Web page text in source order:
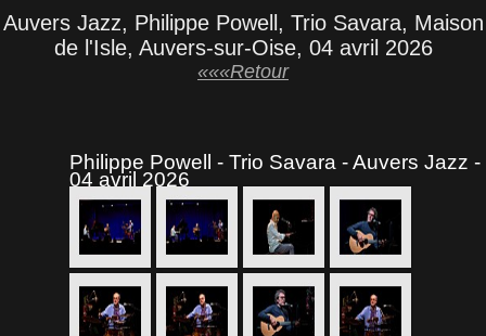
Auvers Jazz, Philippe Powell, Trio Savara, Maison
de l'Isle, Auvers-sur-Oise, 04 avril 2026
«««Retour
Philippe Powell - Trio Savara - Auvers Jazz -
04 avril 2026